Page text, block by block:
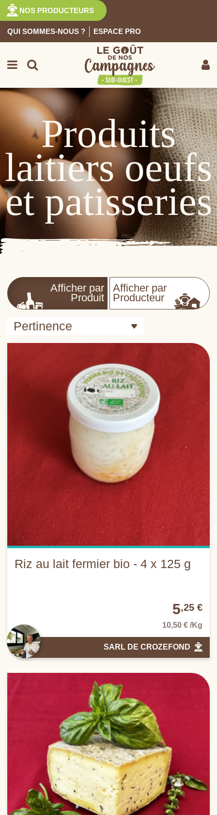
NOS PRODUCTEURS
QUI SOMMES-NOUS ? ESPACE PRO
Produits
laitiers oeufs
et patisseries
Afficher par
Produit
Afficher par
Producteur
Pertinence
Riz au lait fermier bio - 4 x 125 g
5,25 €
10,50 € /Kg
SARL DE CROZEFOND